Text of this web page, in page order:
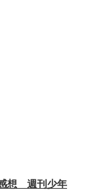
想 週刊少年